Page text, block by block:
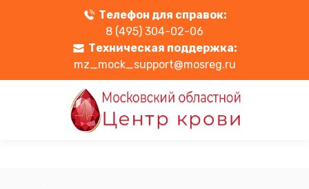
Телефон для справок:
8 (495) 304-02-06
Техническая поддержка:
mz_mock_support@mosreg.ru